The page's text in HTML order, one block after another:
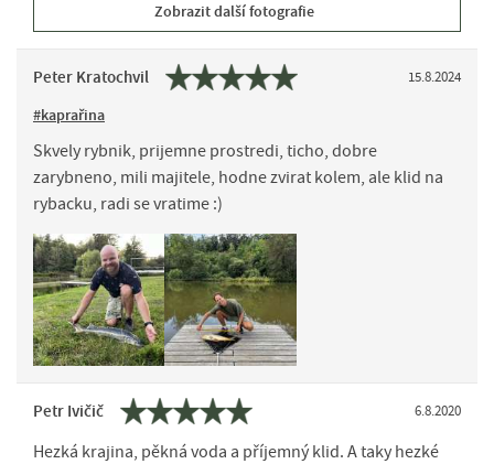
Zobrazit další fotografie
Peter Kratochvil 15.8.2024
#kaprařina
Skvely rybnik, prijemne prostredi, ticho, dobre
zarybneno, mili majitele, hodne zvirat kolem, ale klid na
rybacku, radi se vratime :)
Petr Ivičič 6.8.2020
Hezká krajina, pěkná voda a příjemný klid. A taky hezké